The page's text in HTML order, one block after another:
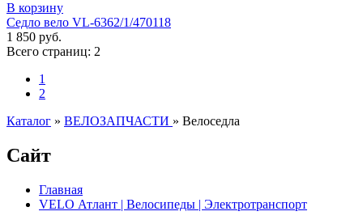
В корзину
Седло вело VL-6362/1/470118
1 850 руб.
Всего страниц: 2
1
2
Каталог » ВЕЛОЗАПЧАСТИ » Велоседла
Сайт
Главная
VELO Атлант | Велосипеды | Электротранспорт